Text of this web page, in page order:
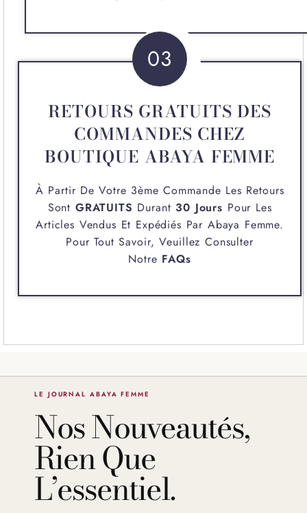
03
RETOURS GRATUITS DES
COMMANDES CHEZ
BOUTIQUE ABAYA FEMME
À Partir De Votre 3ème Commande Les Retours
Sont GRATUITS Durant 30 Jours Pour Les
Articles Vendus Et Expédiés Par Abaya Femme.
Pour Tout Savoir, Veuillez Consulter
Notre FAQs
LE JOURNAL ABAYA FEMME
Nos Nouveautés,
Rien Que
L’essentiel.